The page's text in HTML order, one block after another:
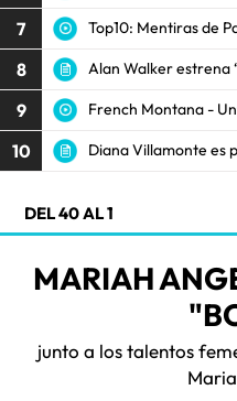
7 Top10: Mentiras de
8 Alan Walker estrena
9 French Montana -
10 Diana Villamonte es
DEL 40 AL 1
MARIAH
junto a los talentos